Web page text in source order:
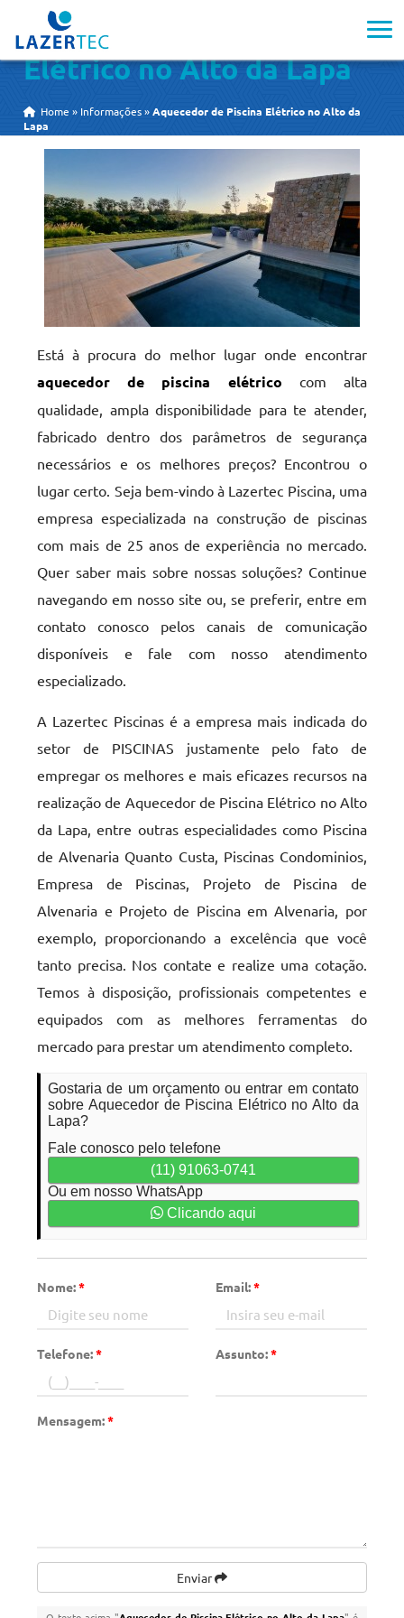
Aquecedor de Piscina
Elétrico no Alto da Lapa
Home » Informações »Aquecedor de Piscina Elétrico no Alto da
Lapa
Está à procura do melhor lugar onde encontrar
aquecedor de piscina elétrico com alta
qualidade, ampla disponibilidade para te atender,
fabricado dentro dos parâmetros de segurança
necessários e os melhores preços? Encontrou o
lugar certo. Seja bem-vindo à Lazertec Piscina, uma
empresa especializada na construção de piscinas
com mais de 25 anos de experiência no mercado.
Quer saber mais sobre nossas soluções? Continue
navegando em nosso site ou, se preferir, entre em
contato conosco pelos canais de comunicação
disponíveis e fale com nosso atendimento
especializado.
A Lazertec Piscinas é a empresa mais indicada do
setor de PISCINAS justamente pelo fato de
empregar os melhores e mais eficazes recursos na
realização de Aquecedor de Piscina Elétrico no Alto
da Lapa, entre outras especialidades como Piscina
de Alvenaria Quanto Custa, Piscinas Condominios,
Empresa de Piscinas, Projeto de Piscina de
Alvenaria e Projeto de Piscina em Alvenaria, por
exemplo, proporcionando a excelência que você
tanto precisa. Nos contate e realize uma cotação.
Temos à disposição, profissionais competentes e
equipados com as melhores ferramentas do
mercado para prestar um atendimento completo.
Gostaria de um orçamento ou entrar em contato
sobre Aquecedor de Piscina Elétrico no Alto da
Lapa?
Fale conosco pelo telefone
(11) 91063-0741
Ou em nosso WhatsApp
Clicando aqui
Nome:* Email:*
Telefone:* Assunto:*
Mensagem:*
Enviar